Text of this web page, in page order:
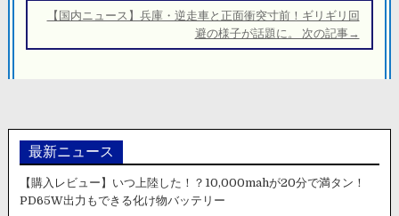
ー 【国内ニュース】兵庫・逆走車と正面衝突寸前！ギリギリ回
避の様子が話題に。 次の記事→
最新ニュース
【購入レビュー】いつ上陸した！？10,000mahが20分で満タン！
PD65W出力もできる化け物バッテリー